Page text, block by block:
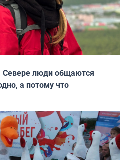
Севере люди общаются
а потому что